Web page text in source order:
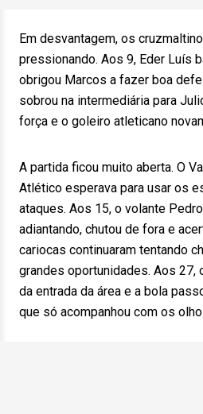
Em desvantagem, os
pressionando. Aos 9, Eder Luís
obrigou Marcos a fazer boa
sobrou na intermediária para
força e o goleiro atleticano
A partida ficou muito aberta. O
Atlético esperava para usar os
ataques. Aos 15, o volante
adiantando, chutou de fora e
cariocas continuaram tentando
grandes oportunidades. Aos 27,
da entrada da área e a bola
que só acompanhou com os